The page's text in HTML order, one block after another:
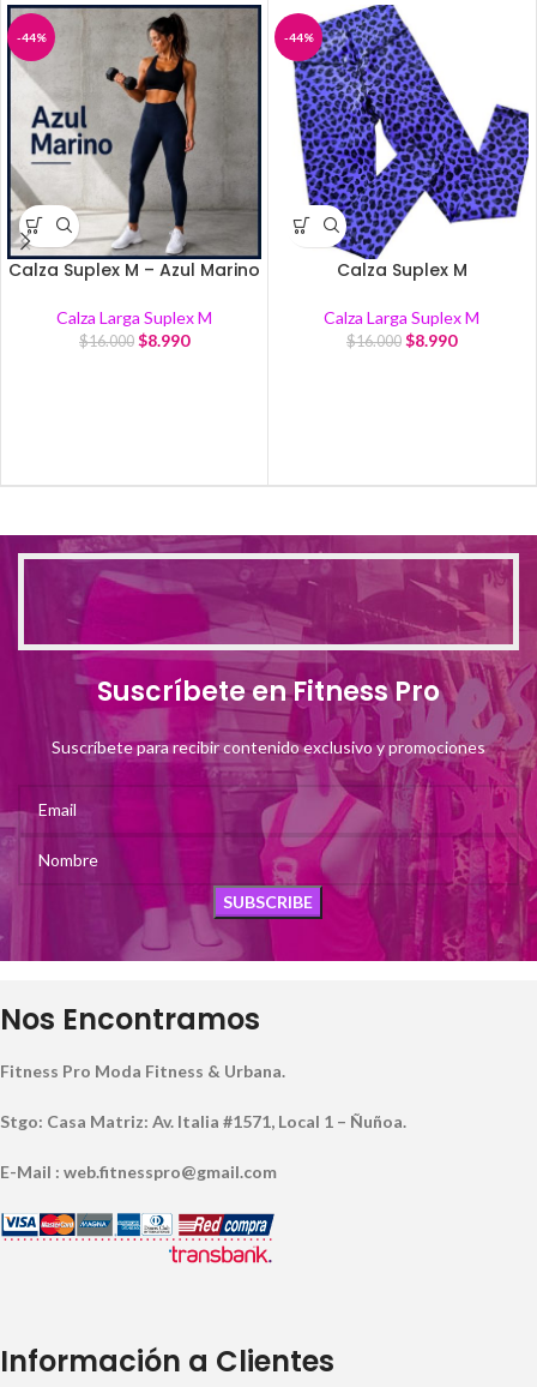
-44%
Calza Suplex M – Azul Marino
Calza Larga Suplex M
$16.000 $8.990
-44%
Calza Suplex M
Calza Larga Suplex M
$16.000 $8.990
Suscríbete en Fitness Pro
Suscríbete para recibir contenido exclusivo y promociones
Nos Encontramos
Fitness Pro Moda Fitness & Urbana.
Stgo: Casa Matriz: Av. Italia #1571, Local 1 – Ñuñoa.
E-Mail : web.fitnesspro@gmail.com
Información a Clientes